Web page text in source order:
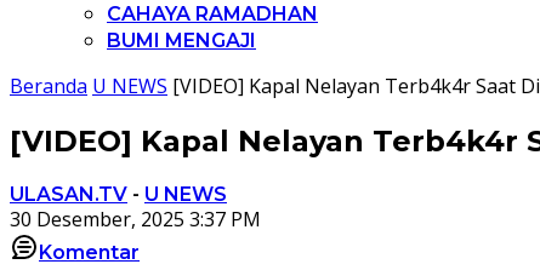
CAHAYA RAMADHAN
BUMI MENGAJI
Beranda U NEWS [VIDEO] Kapal Nelayan Terb4k4r Saat
[VIDEO] Kapal Nelayan Terb4k4r
ULASAN.TV - U NEWS
30 Desember, 2025 3:37 PM
Komentar